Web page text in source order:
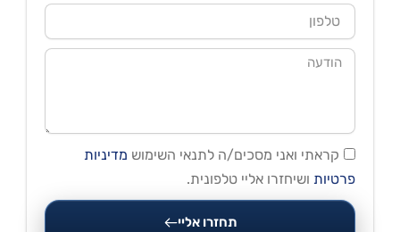
טלפון
הודעה
קראתי ואני מסכים/ה לתנאי השימוש מדיניות
פרטיות ושיחזרו אליי טלפונית.
תחזרו אליי